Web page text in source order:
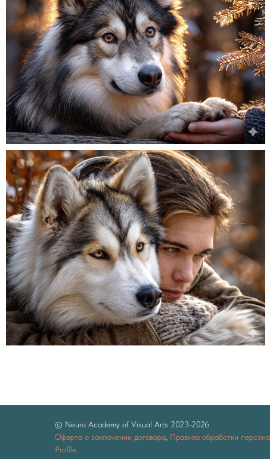
© Neuro Academy of Visual Arts 2023-2026
Оферта о заключении договора Правила обработки
Profile